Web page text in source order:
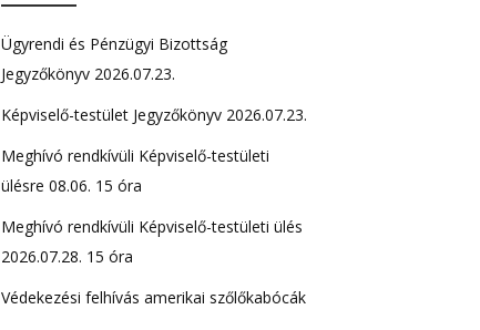
Ügyrendi és Pénzügyi Bizottság
Jegyzőkönyv 2026.07.23.
Képviselő-testület Jegyzőkönyv 2026.07.23.
Meghívó rendkívüli Képviselő-testületi
ülésre 08.06. 15 óra
Meghívó rendkívüli Képviselő-testületi ülés
2026.07.28. 15 óra
Védekezési felhívás amerikai szőlőkabócák